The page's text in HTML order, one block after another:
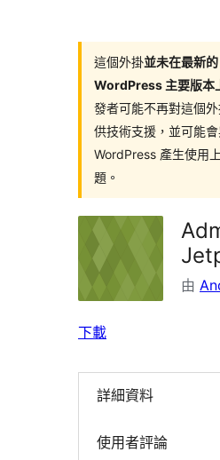
這個外掛並未在最新
WordPress 主要版本
發者可能不再對這個
供技術支援，並可能
WordPress 產生使用
題。
由
下載
詳細資料
使用者評論